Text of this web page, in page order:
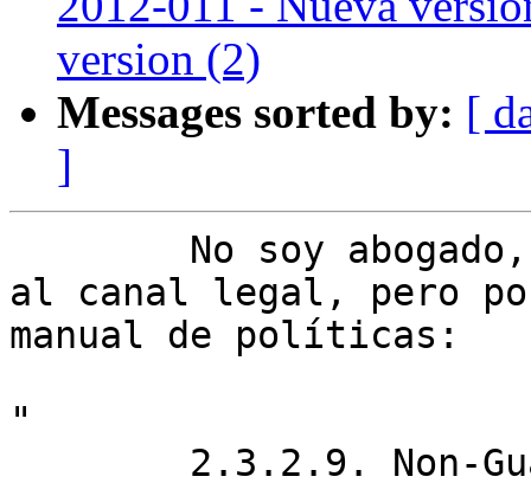
version (2)
Messages sorted by: [
]
al canal legal, pero
manual de políticas:
"